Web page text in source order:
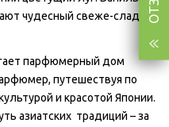
чудесный свеже-сладкий
парфюмерный дом
путешествуя по
и красотой Японии.
азиатских традиций – за